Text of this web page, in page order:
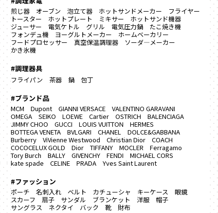
煎じ器 オーブン 泡立て器 ホットサンドメーカー
フライヤー
トースター
ホットプレート ミキサー
ホットサンド機器
ジューサー
電気ケトル グリル 電気圧力鍋
たこ焼き機
フォンデュ機
ヨーグルトメーカー
ホームベーカリー
フードプロセッサー
真空保温調理器
ソーダ―メーカー
かき氷機
#調理器具
フライパン 茶器 鍋 包丁
#ブランド品
MCM Dupont GIANNI VERSACE
VALENTINO GARAVANI
OMEGA
SEIKO LOEWE Cartier OSTRICH
BALENCIAGA
JIMMY CHOO
GUCCI LOUIS VUITTON
HERMES
BOTTEGA VENETA
BVLGARI CHANEL
DOLCE&GABBANA
Burberry
ViVienne Westwood Christian Dior
COACH
COCOCELUX GOLD
Dior TIFFANY MOCLER
Ferragamo
Tory Burch
BALLY GIVENCHY FENDI
MICHAEL CORS
kate spade
CELINE PRADA Yves Saint Laurent
#ファッション
ポーチ 名刺入れ ベルト カチューシャ キーケース
眼鏡
スカーフ
扇子 サンダル ブランケット 洋服
帽子
サングラス
ネクタイ バック 靴 財布